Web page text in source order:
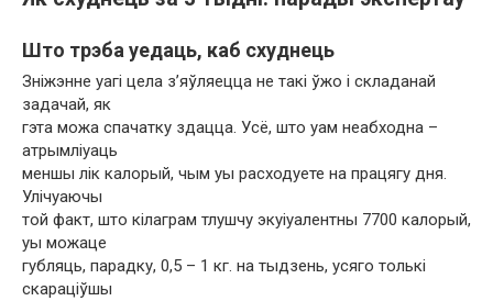
Што трэба уедаць, каб схуднець
Зніжэнне уагі цела з’яўляецца не такі ўжо і складанай
задачай, як
гэта можа спачатку здацца. Усё, што уам неабходна –
атрымліуаць
меншы лік калорый, чым уы расходуете на працягу дня.
Улічуаючы
той факт, што кілаграм тлушчу экуіуалентны 7700 калорый,
уы можаце
губляць, парадку, 0,5 – 1 кг. на тыдзень, усяго толькі
скараціўшы